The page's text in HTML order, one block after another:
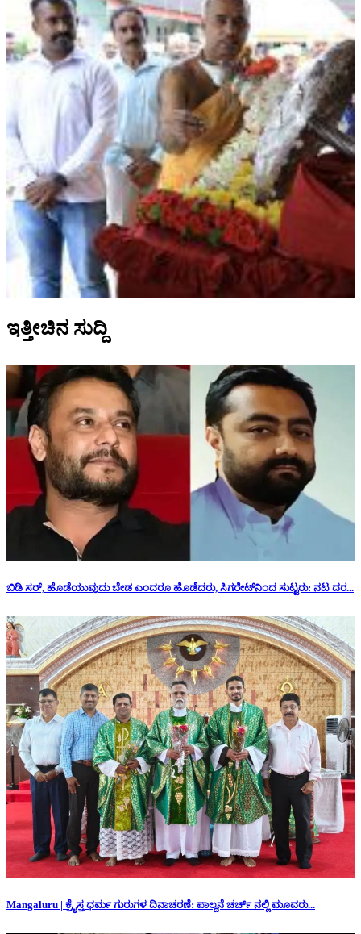
ಇತ್ತೀಚಿನ ಸುದ್ದಿ
ಬಿಡಿ ಸರ್, ಹೊಡೆಯುವುದು ಬೇಡ ಎಂದರೂ ಹೊಡೆದರು, ಸಿಗರೇಟ್‌ನಿಂದ ಸುಟ್ಟರು: ನಟ ದರ...
Mangaluru | ಕ್ರೈಸ್ತ ಧರ್ಮ ಗುರುಗಳ ದಿನಾಚರಣೆ: ಪಾಲ್ದನೆ ಚರ್ಚ್ ನಲ್ಲಿ ಮೂವರು...